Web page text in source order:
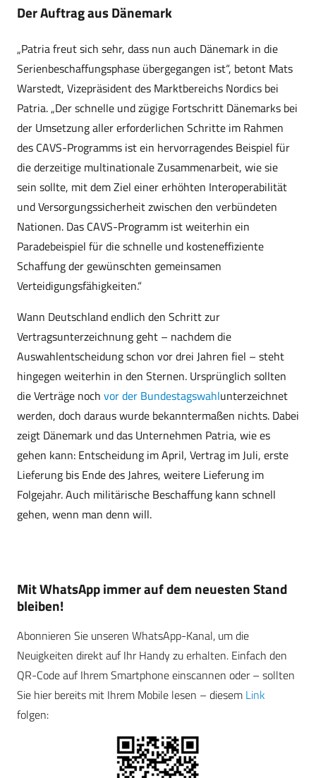
Der Auftrag aus Dänemark
„Patria freut sich sehr, dass nun auch Dänemark in die
Serienbeschaffungsphase übergegangen ist“, betont Mats
Warstedt, Vizepräsident des Marktbereichs Nordics bei
Patria. „Der schnelle und zügige Fortschritt Dänemarks bei
der Umsetzung aller erforderlichen Schritte im Rahmen
des CAVS-Programms ist ein hervorragendes Beispiel für
die derzeitige multinationale Zusammenarbeit, wie sie
sein sollte, mit dem Ziel einer erhöhten Interoperabilität
und Versorgungssicherheit zwischen den verbündeten
Nationen. Das CAVS-Programm ist weiterhin ein
Paradebeispiel für die schnelle und kosteneffiziente
Schaffung der gewünschten gemeinsamen
Verteidigungsfähigkeiten.“
Wann Deutschland endlich den Schritt zur
Vertragsunterzeichnung geht – nachdem die
Auswahlentscheidung schon vor drei Jahren fiel – steht
hingegen weiterhin in den Sternen. Ursprünglich sollten
die Verträge noch vor der Bundestagswahlunterzeichnet
werden, doch daraus wurde bekanntermaßen nichts. Dabei
zeigt Dänemark und das Unternehmen Patria, wie es
gehen kann: Entscheidung im April, Vertrag im Juli, erste
Lieferung bis Ende des Jahres, weitere Lieferung im
Folgejahr. Auch militärische Beschaffung kann schnell
gehen, wenn man denn will.
Mit WhatsApp immer auf dem neuesten Stand
bleiben!
Abonnieren Sie unseren WhatsApp-Kanal, um die
Neuigkeiten direkt auf Ihr Handy zu erhalten. Einfach den
QR-Code auf Ihrem Smartphone einscannen oder – sollten
Sie hier bereits mit Ihrem Mobile lesen – diesem Link
folgen: